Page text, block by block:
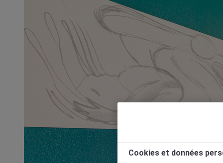
Cookies et données